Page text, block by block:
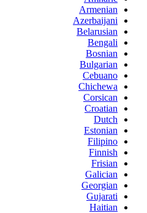
Armenian
Azerbaijani
Belarusian
Bengali
Bosnian
Bulgarian
Cebuano
Chichewa
Corsican
Croatian
Dutch
Estonian
Filipino
Finnish
Frisian
Galician
Georgian
Gujarati
Haitian